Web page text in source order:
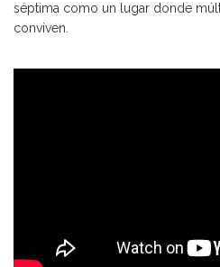
séptima como un lugar donde
conviven.